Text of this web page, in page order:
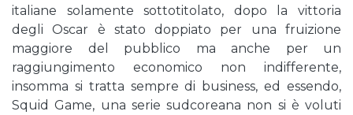
italiane solamente sottotitolato, dopo la vittoria
degli Oscar è stato doppiato per una fruizione
maggiore del pubblico ma anche per un
raggiungimento economico non indifferente,
insomma si tratta sempre di business, ed essendo,
Squid Game, una serie sudcoreana non si è voluti